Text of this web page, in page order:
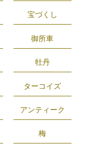
宝づくし
御所車
牡丹
ターコイズ
アンティーク
梅